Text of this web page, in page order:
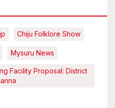
Chiju Folklore Show
Mysuru News
Facility Proposal: District